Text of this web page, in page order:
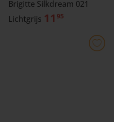
Brigitte Silkdream 021
Lichtgrijs 11 95